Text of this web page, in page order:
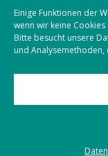
Einige Funktionen der
wenn wir keine Cookies
Bitte besucht unsere
und Analysemethoden,
Kontakt